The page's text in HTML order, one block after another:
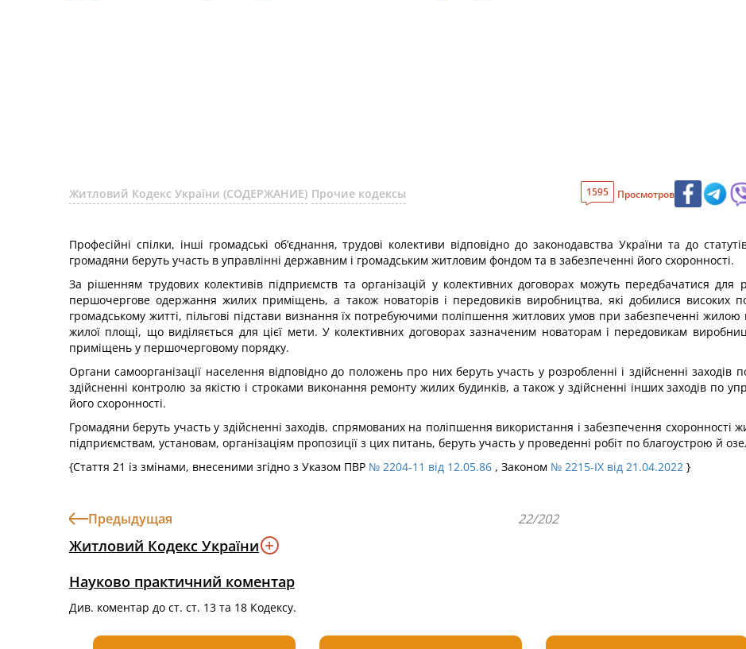
Житловий Кодекс України (СОДЕРЖАНИЕ) Прочие кодексы 1595 Просмотров
Професійні спілки, інші громадські об’єднання, трудові колективи відповідно до законодавства України та до
громадяни беруть участь в управлінні державним і громадським житловим фондом та в забезпеченні його схоронності.
За рішенням трудових колективів підприємств та організацій у колективних договорах можуть передбачатися для
першочергове одержання жилих приміщень, а також новаторів і передовиків виробництва, які добилися високих
громадському житті, пільгові підстави визнання їх потребуючими поліпшення житлових умов при забезпеченні
жилої площі, що виділяється для цієї мети. У колективних договорах зазначеним новаторам і передовикам
приміщень у першочерговому порядку.
Органи самоорганізації населення відповідно до положень про них беруть участь у розробленні і здійсненні заходів
здійсненні контролю за якістю і строками виконання ремонту жилих будинків, а також у здійсненні інших заходів по
його схоронності.
Громадяни беруть участь у здійсненні заходів, спрямованих на поліпшення використання і забезпечення
підприємствам, установам, організаціям пропозиції з цих питань, беруть участь у проведенні робіт по благоустрою й
{Стаття 21 із змінами, внесеними згідно з Указом ПВР № 2204-11 від 12.05.86 , Законом № 2215-IX від 21.04.2022 }
Предыдущая 22/202
Житловий Кодекс України
Науково практичний коментар
Див. коментар до ст. ст. 13 та 18 Кодексу.